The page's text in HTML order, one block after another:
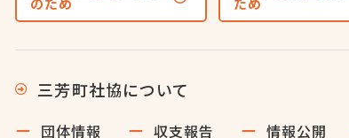
三芳町社協について
団体情報 収支報告 情報公開